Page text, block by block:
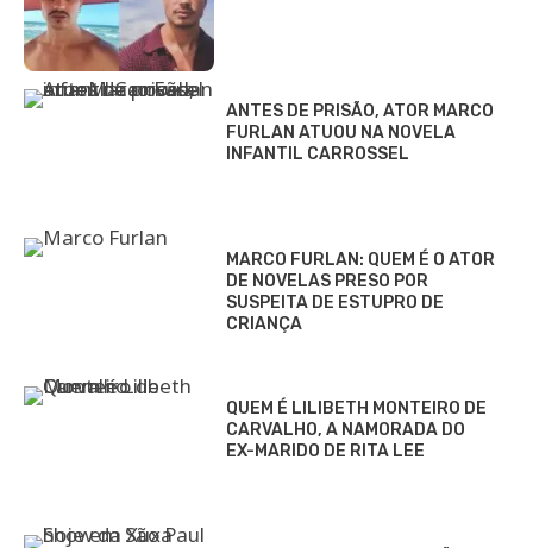
ANTES DE PRISÃO, ATOR MARCO
FURLAN ATUOU NA NOVELA
INFANTIL CARROSSEL
MARCO FURLAN: QUEM É O ATOR
DE NOVELAS PRESO POR
SUSPEITA DE ESTUPRO DE
CRIANÇA
QUEM É LILIBETH MONTEIRO DE
CARVALHO, A NAMORADA DO
EX-MARIDO DE RITA LEE